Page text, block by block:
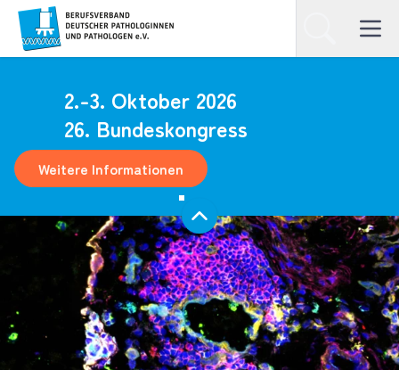
Homepage SuchenOpen
2.-3. Oktober 2026
26. Bundeskongress
Weitere Informationen